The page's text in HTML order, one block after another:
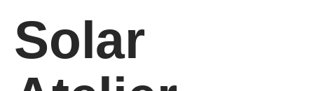
Solar